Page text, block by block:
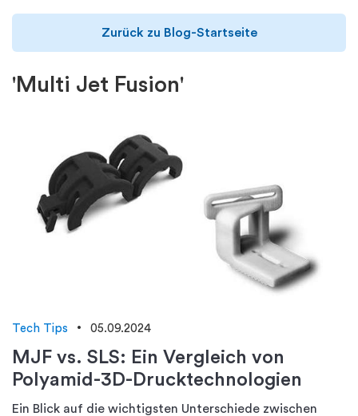
'Multi Jet Fusion'
Zurück zu Blog-Startseite
Tech Tips 05.09.2024
MJF vs. SLS: Ein Vergleich von
Polyamid-3D-Drucktechnologien
Ein Blick auf die wichtigsten Unterschiede zwischen